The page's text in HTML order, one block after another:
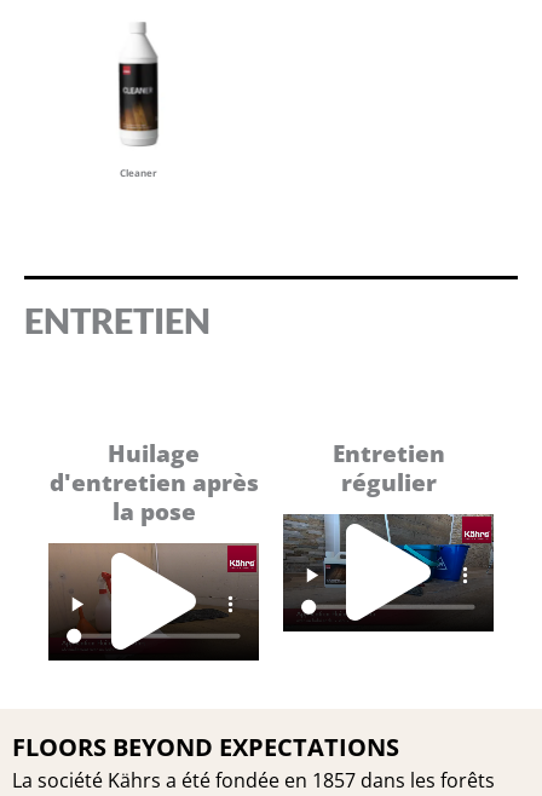
Cleaner
ENTRETIEN
Huilage
d'entretien après
la pose
Play
Video
Entretien
régulier
FLOORS BEYOND EXPECTATIONS
La société Kährs a été fondée en 1857 dans les forêts